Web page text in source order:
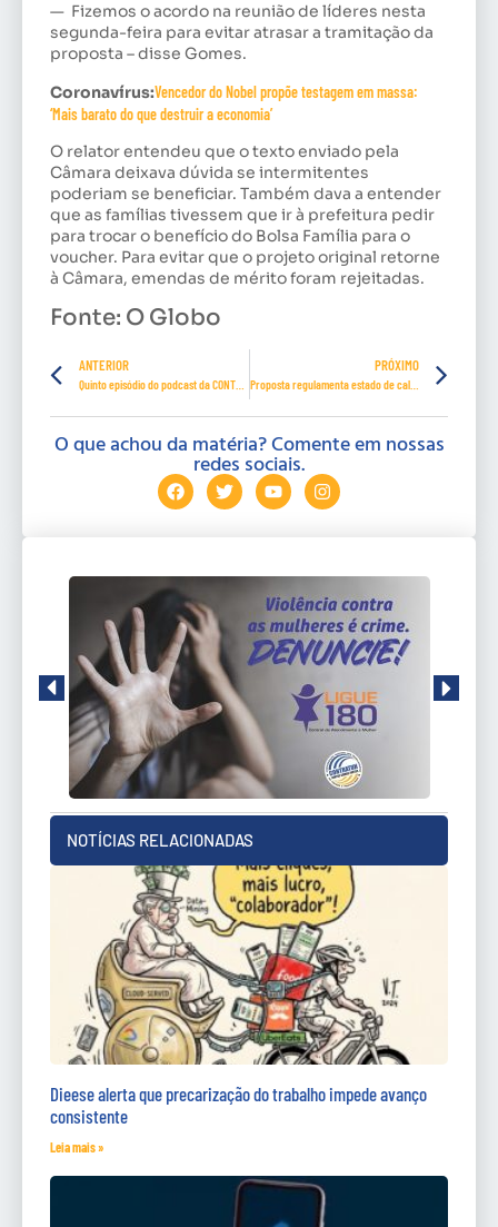
— Fizemos o acordo na reunião de líderes nesta
segunda-feira para evitar atrasar a tramitação da
proposta – disse Gomes.
Coronavírus:Vencedor do Nobel propõe testagem em massa:
‘Mais barato do que destruir a economia’
O relator entendeu que o texto enviado pela
Câmara deixava dúvida se intermitentes
poderiam se beneficiar. Também dava a entender
que as famílias tivessem que ir à prefeitura pedir
para trocar o benefício do Bolsa Família para o
voucher. Para evitar que o projeto original retorne
à Câmara, emendas de mérito foram rejeitadas.
Fonte: O Globo
ANTERIOR PRÓXIMO
Proposta regulamenta estado de calamidade pública devido ao coronavírus
O que achou da matéria? Comente em nossas
redes sociais.
NOTÍCIAS RELACIONADAS
Dieese alerta que precarização do trabalho impede avanço
consistente
Leia mais »